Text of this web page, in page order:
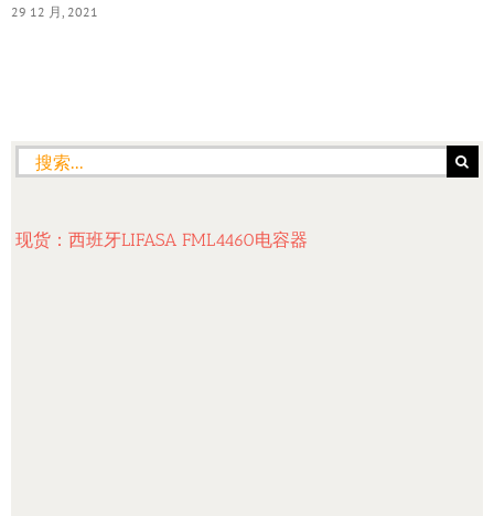
29 12 月, 2021
搜
索：
现货：西班牙LIFASA FML4460电容器